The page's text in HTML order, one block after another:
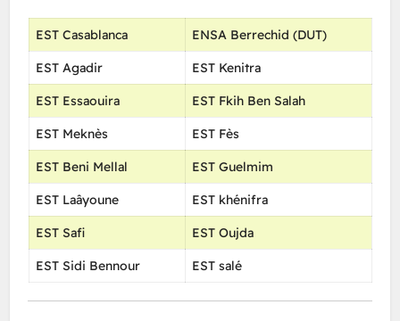
ENSA Berrechid (DUT)
EST Casablanca
EST Kenitra
EST Agadir
EST Fkih Ben Salah
EST Essaouira
EST Fès
EST Meknès
EST Guelmim
EST Beni Mellal
EST khénifra
EST Laâyoune
EST Oujda
EST Safi
EST salé
EST Sidi Bennour